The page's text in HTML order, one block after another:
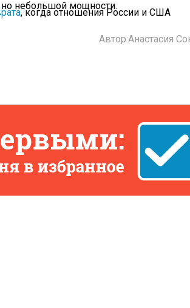
небольшой мощности.
, когда отношения России и США
Автор:Анастасия